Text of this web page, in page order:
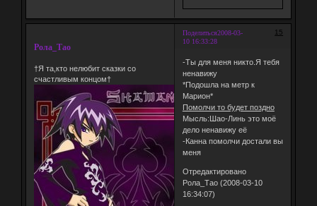
Поделиться 15
2008-03-
10 16:33:28
Рола_Тао
†Я та,кто нелюбит сказки со
счастливым концом†
-Ты для меня никто.Я тебя
ненавижу
*Подошла на метр к
Марион*
Помолчи то будет поздно
Мысль:Шао-Линь это моё
дело ненавижу её
-Канна помолчи достали вы
меня
Отредактировано
Рола_Тао (2008-03-10
16:34:07)